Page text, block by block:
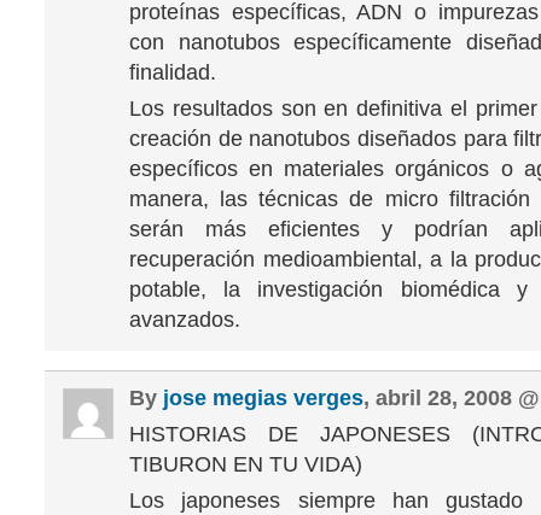
proteínas específicas, ADN o
con nanotubos específicamente
finalidad.
Los resultados son en definitiva el
creación de nanotubos diseñados para
específicos en materiales orgánicos o
manera, las técnicas de micro filtración
serán más eficientes y podrían
recuperación medioambiental, a la
potable, la investigación biomédica y
avanzados.
By jose megias verges, abril 28, 2008
HISTORIAS DE JAPONESES
TIBURON EN TU VIDA)
Los japoneses siempre han gustado